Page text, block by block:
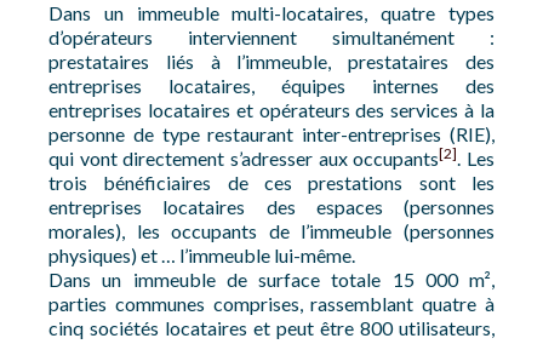
Dans un immeuble multi-locataires, quatre types
d’opérateurs interviennent simultanément :
prestataires liés à l’immeuble, prestataires des
entreprises locataires, équipes internes des
entreprises locataires et opérateurs des services à la
personne de type restaurant inter-entreprises (RIE),
qui vont directement s’adresser aux occupants[2]. Les
trois bénéficiaires de ces prestations sont les
entreprises locataires des espaces (personnes
morales), les occupants de l’immeuble (personnes
physiques) et … l’immeuble lui-même.
Dans un immeuble de surface totale 15 000 m²,
parties communes comprises, rassemblant quatre à
cinq sociétés locataires et peut être 800 utilisateurs,